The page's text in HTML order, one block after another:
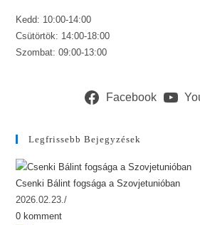
Kedd: 10:00-14:00
Csütörtök: 14:00-18:00
Szombat: 09:00-13:00
Facebook
Legfrissebb Bejegyzések
Csenki Bálint fogsága a Szovjetunióban
2026.02.23./
0 komment